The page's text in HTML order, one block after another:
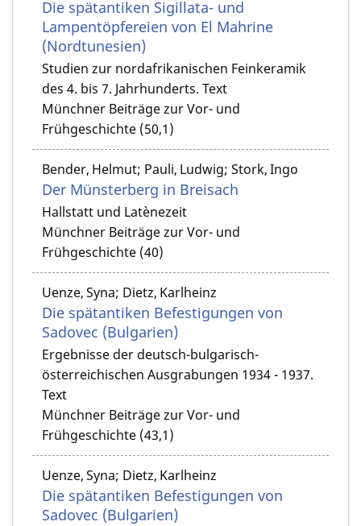
Die spätantiken Sigillata- und
Lampentöpfereien von El Mahrine
(Nordtunesien)
Studien zur nordafrikanischen Feinkeramik
des 4. bis 7. Jahrhunderts. Text
Münchner Beiträge zur Vor- und
Frühgeschichte (50,1)
Bender, Helmut; Pauli, Ludwig; Stork, Ingo
Der Münsterberg in Breisach
Hallstatt und Latènezeit
Münchner Beiträge zur Vor- und
Frühgeschichte (40)
Uenze, Syna; Dietz, Karlheinz
Die spätantiken Befestigungen von
Sadovec (Bulgarien)
Ergebnisse der deutsch-bulgarisch-
österreichischen Ausgrabungen 1934 - 1937.
Text
Münchner Beiträge zur Vor- und
Frühgeschichte (43,1)
Uenze, Syna; Dietz, Karlheinz
Die spätantiken Befestigungen von
Sadovec (Bulgarien)